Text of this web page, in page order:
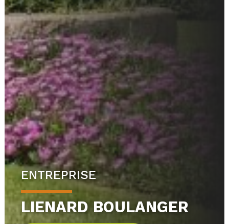
ENTREPRISE
LIENARD BOULANGER